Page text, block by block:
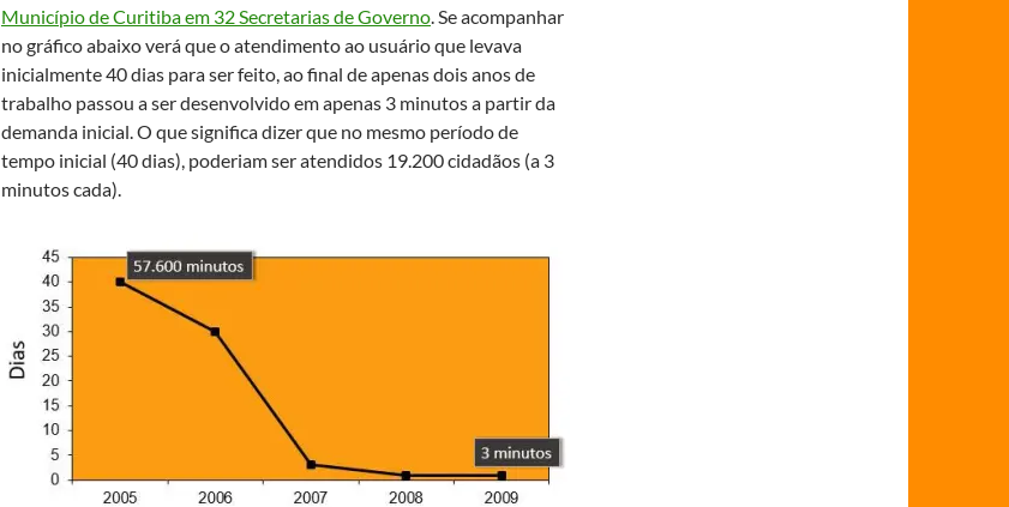
Município de Curitiba em 32 Secretarias de Governo. Se acompanhar
no gráfico abaixo verá que o atendimento ao usuário que levava
inicialmente 40 dias para ser feito, ao final de apenas dois anos de
trabalho passou a ser desenvolvido em apenas 3 minutos a partir da
demanda inicial. O que significa dizer que no mesmo período de
tempo inicial (40 dias), poderiam ser atendidos 19.200 cidadãos (a 3
minutos cada).